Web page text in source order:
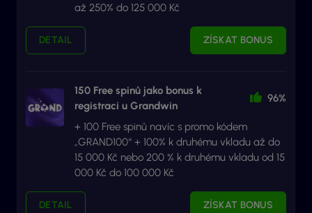
až 250% do 125 000 Kč
DETAIL ZÍSKAT BONUS
150 Free spinů jako bonus k
registraci u Grandwin
96%
+ 100 Free spinů navíc s promo kódem
„GRAND100“ + 100% k druhému vkladu až do
15 000 Kč nebo 200 % k druhému vkladu od 15
000 Kč do 100 000 Kč
DETAIL ZÍSKAT BONUS